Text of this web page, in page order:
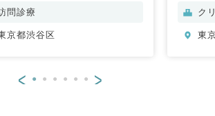
環器内科、呼吸器内科、消化器
問診療
京都渋谷区
ク
東
< >